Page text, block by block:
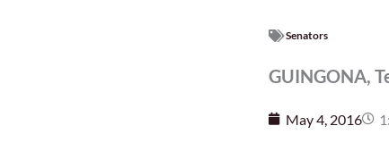
Senators
GUINGONA,
May 4, 2016